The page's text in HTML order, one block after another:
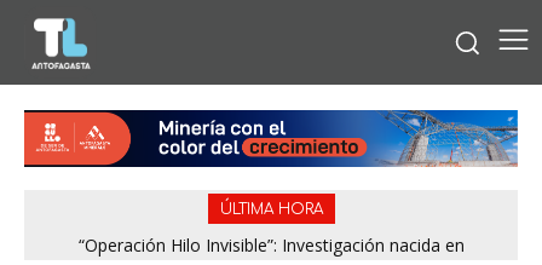
ÚLTIMA HORA
“Operación Hilo Invisible”: Investigación nacida en
Región de Antofagasta enfrentará nuevo episodio